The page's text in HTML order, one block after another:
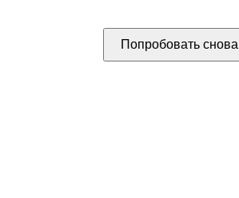
Попробовать снова